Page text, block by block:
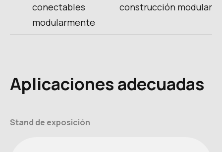
conectables
modularmente
construcción modular
Aplicaciones adecuadas
Stand de exposición